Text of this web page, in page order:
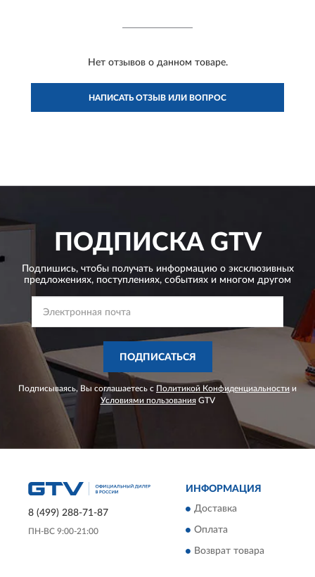
Нет отзывов о данном товаре.
НАПИСАТЬ ОТЗЫВ ИЛИ ВОПРОС
ПОДПИСКАGTV
Подпишись, чтобы получать информацию о эксклюзивных
предложениях, поступлениях, событиях и многом другом
ПОДПИСАТЬСЯ
Подписываясь, Вы соглашаетесь с Политикой Конфиденциальности и
Условиями пользованияGTV
8 (499) 288-71-87
ПН-ВС 9:00-21:00
ИНФОРМАЦИЯ
Доставка
Оплата
Возврат товара